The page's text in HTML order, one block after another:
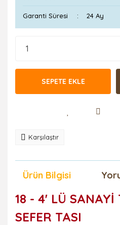
Garanti Süresi 24 Ay
SEPETE EKLE
Karşılaştır
Ürün Bilgisi
18 - 4' LÜ SANAYİ
SEFER TASI